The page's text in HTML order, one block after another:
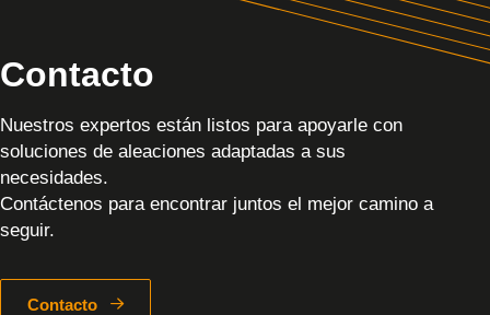
Contacto
Nuestros expertos están listos para apoyarle con
soluciones de aleaciones adaptadas a sus
necesidades.
Contáctenos para encontrar juntos el mejor camino a
seguir.
Contacto